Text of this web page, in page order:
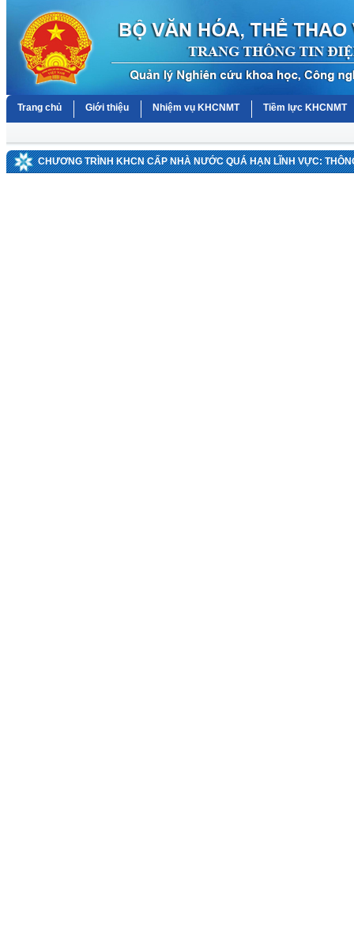
Trang chủ Giới thiệu Nhiệm vụ KHCNMT Tiềm lực KHCNMT
CHƯƠNG TRÌNH KHCN CẤP NHÀ NƯỚC QUÁ HẠN LĨNH VỰC: